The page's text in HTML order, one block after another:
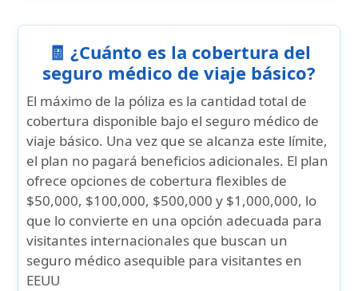
🧾 ¿Cuánto es la cobertura del
seguro médico de viaje básico?
El máximo de la póliza es la cantidad total de
cobertura disponible bajo el seguro médico de
viaje básico. Una vez que se alcanza este límite,
el plan no pagará beneficios adicionales. El plan
ofrece opciones de cobertura flexibles de
$50,000, $100,000, $500,000 y $1,000,000, lo
que lo convierte en una opción adecuada para
visitantes internacionales que buscan un
seguro médico asequible para visitantes en
EEUU